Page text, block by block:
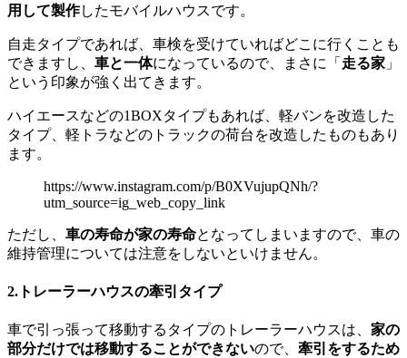
用して製作したモバイルハウスです。
自走タイプであれば、車検を受けていればどこに行くことも
できますし、 車と一体になっているので、まさに「 走る家 」
という印象が強く出てきます。
ハイエースなどの1BOXタイプもあれば、軽バンを改造した
タイプ、軽トラなどのトラックの荷台を改造したものもあり
ます。
https://www.instagram.com/p/B0XVujupQNh/?
utm_source=ig_web_copy_link
ただし、 車の寿命が家の寿命となってしまいますので、車の
維持管理については注意をしないといけません。
2.トレーラーハウスの牽引タイプ
車で引っ張って移動するタイプのトレーラーハウスは、 家の
部分だけでは移動することができないので、 牽引をするため